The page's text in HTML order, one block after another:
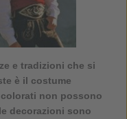
e tradizioni che si
è il costume
non possono
decorazioni sono